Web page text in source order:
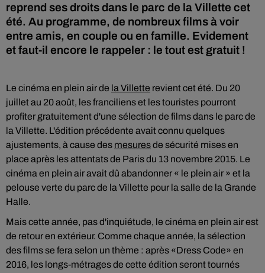
reprend ses droits dans le parc de la Villette cet
été. Au programme, de nombreux films à voir
entre amis, en couple ou en famille. Evidement
et faut-il encore le rappeler : le tout est gratuit !
Le cinéma en plein air de la Villette revient cet été. Du 20
juillet au 20 août, les franciliens et les touristes pourront
profiter gratuitement d'une sélection de films dans le parc de
la Villette. L'édition précédente avait connu quelques
ajustements, à cause des mesuresde sécurité mises en
place après les attentats de Paris du 13 novembre 2015. Le
cinéma en plein air avait dû abandonner « le plein air » et la
pelouse verte du parc de la Villette pour la salle de la Grande
Halle.
Mais cette année, pas d'inquiétude, le cinéma en plein air est
de retour en extérieur. Comme chaque année, la sélection
des films se fera selon un thème : après «Dress Code» en
2016, les longs-métrages de cette édition seront tournés